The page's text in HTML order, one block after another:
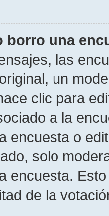
borro una
las
un
clic para
a la
encuesta o
solo
encuesta.
de la